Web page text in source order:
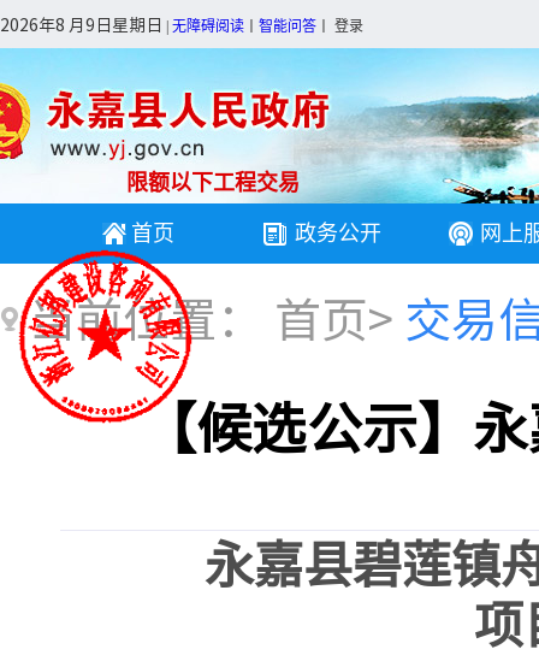
2026年8 月9日星期日 无障碍阅读 智能问答 登录
限额以下工程交易
首页 政务公开 网上
当前位置： 首页> 交易
【候选公示】
永嘉县碧莲镇
项